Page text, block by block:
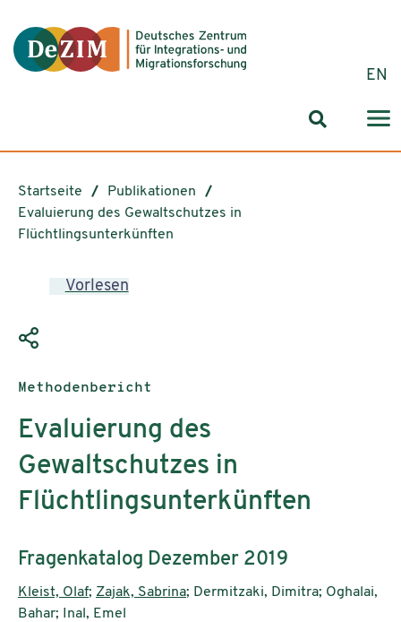
EN
Startseite
Publikationen
Evaluierung des Gewaltschutzes in
Flüchtlingsunterkünften
Vorlesen
Publikationstyp:
Methodenbericht
Evaluierung des
Gewaltschutzes in
Flüchtlingsunterkünften
Untertitel:
Fragenkatalog Dezember 2019
AutorInnen:
Kleist, Olaf; Zajak, Sabrina; Dermitzaki, Dimitra; Oghalai,
Bahar; Inal, Emel